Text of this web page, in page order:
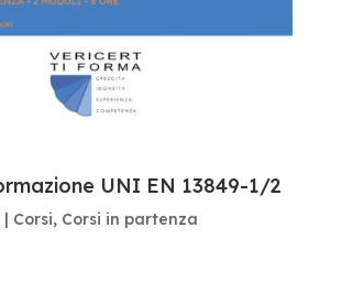
UNI EN 13849-1/2
| Corsi, Corsi in partenza